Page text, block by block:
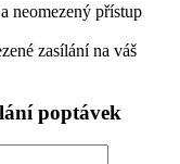
neomezený přístup
zasílání na váš
poptávek